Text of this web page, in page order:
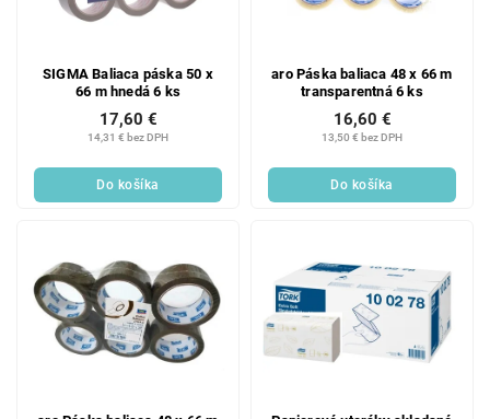
SIGMA Baliaca páska 50 x
66 m hnedá 6 ks
14,31 € bez DPH
17,60 €
Do košíka
aro Páska baliaca 48 x 66 m
transparentná 6 ks
13,50 € bez DPH
16,60 €
Do košíka